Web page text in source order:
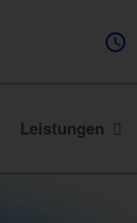
Leistungen